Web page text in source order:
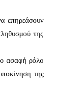
επηρεάσουν
της
ασαφή ρόλο
της